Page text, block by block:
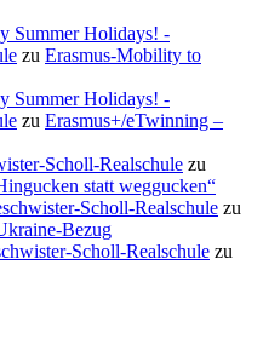
Summer Holidays! -
zu Erasmus-Mobility to
Summer Holidays! -
zu Erasmus+/eTwinning –
Scholl-Realschule zu
statt weggucken“
Scholl-Realschule zu
Bezug
Scholl-Realschule zu